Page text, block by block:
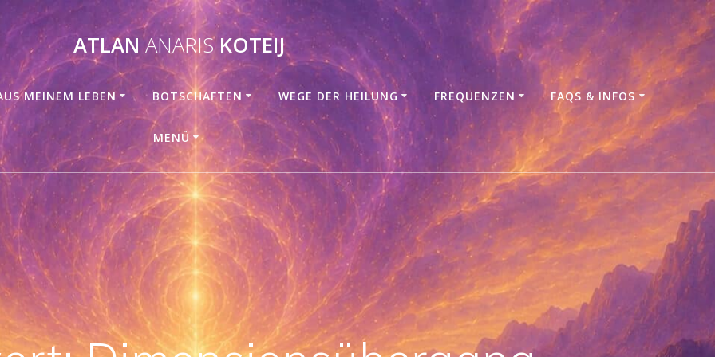
ATLANANARISKOTEIJ
MEINEM LEBEN BOTSCHAFTEN WEGE DER HEILUNG FREQUENZEN FAQS & INFOS
MENÜ